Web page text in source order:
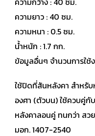
ความยาว : 40 ซม.
ความหนา : 0.5 ซม.
น้ำหนัก : 1.7 กก.
ข้อมูลอื่นๆ จำนวนการใช้
ใช้ปิดที่สันหลังคา สำหรั
องศา (ตัวบน) ใช้ควบคู่กั
หลังคาลอนคู่ ทนกว่า สว
มอก. 1407-2540